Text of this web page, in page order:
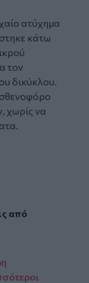
ατύχημα
κάτω
τον
δικύκλου.
χωρίς να
από